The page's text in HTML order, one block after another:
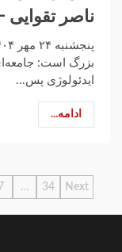
ناصر
بزرگ است:
ایدئولوژی پس...
ادامه...
7 … 34 Next